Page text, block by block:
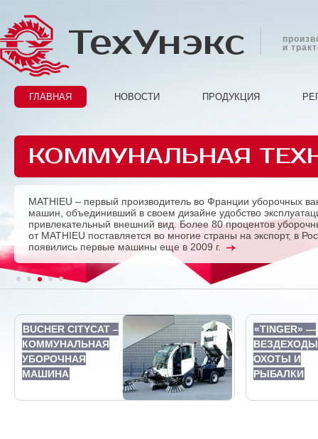
ТехУнэкс
и
ГЛАВНАЯ НОВОСТИ ПРОДУКЦИЯ
КОММУНАЛЬНАЯ
MATHIEU – первый производитель во Франции уборочных
машин, объединивший в своем дизайне удобство
привлекательный внешний вид. Более 80 процентов
от MATHIEU поставляется во многие страны на экспорт, в
появились первые машины еще в 2009 г.
Previous
1 2 3 4 5
BUCHER CITYCAT –
КОММУНАЛЬНАЯ
УБОРОЧНАЯ
МАШИНА
«TINGER» —
ОХОТЫ И
РЫБАЛКИ